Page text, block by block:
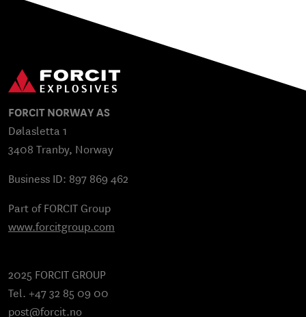
FORCIT NORWAY AS
Dølasletta 1
3408 Tranby, Norway
Business ID: 897 869 462
Part of FORCIT Group
www.forcitgroup.com
2025 FORCIT GROUP
Tel. +47 32 85 09 00
post@forcit.no